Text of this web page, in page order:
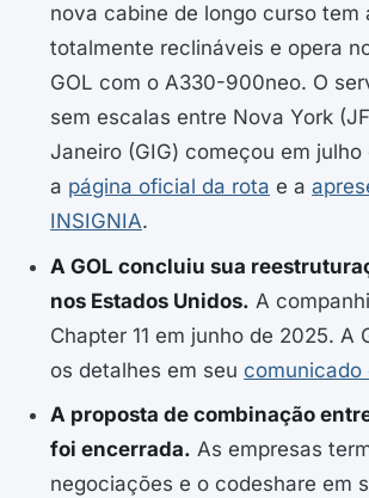
nova cabine de longo curso tem
totalmente reclináveis e opera
GOL com o A330-900neo. O
sem escalas entre Nova York
Janeiro (GIG) começou em julho
a página oficial da rota e a
INSIGNIA.
A GOL concluiu sua
nos Estados Unidos. A
Chapter 11 em junho de 2025. A
os detalhes em seu comunicado
A proposta de combinação
foi encerrada. As empresas
negociações e o codeshare em